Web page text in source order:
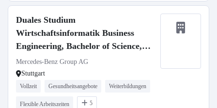
Duales Studium
Wirtschaftsinformatik Business
Engineering, Bachelor of Science,
Mercedes-Benz Customer Solutions
GmbH, Stuttgart Vaihingen,
Studienbeginn 1. Oktober 2027
Mercedes-Benz Group AG
Stuttgart
Vollzeit Gesundheitsangebote Weiterbildungen
Flexible Arbeitszeiten 5